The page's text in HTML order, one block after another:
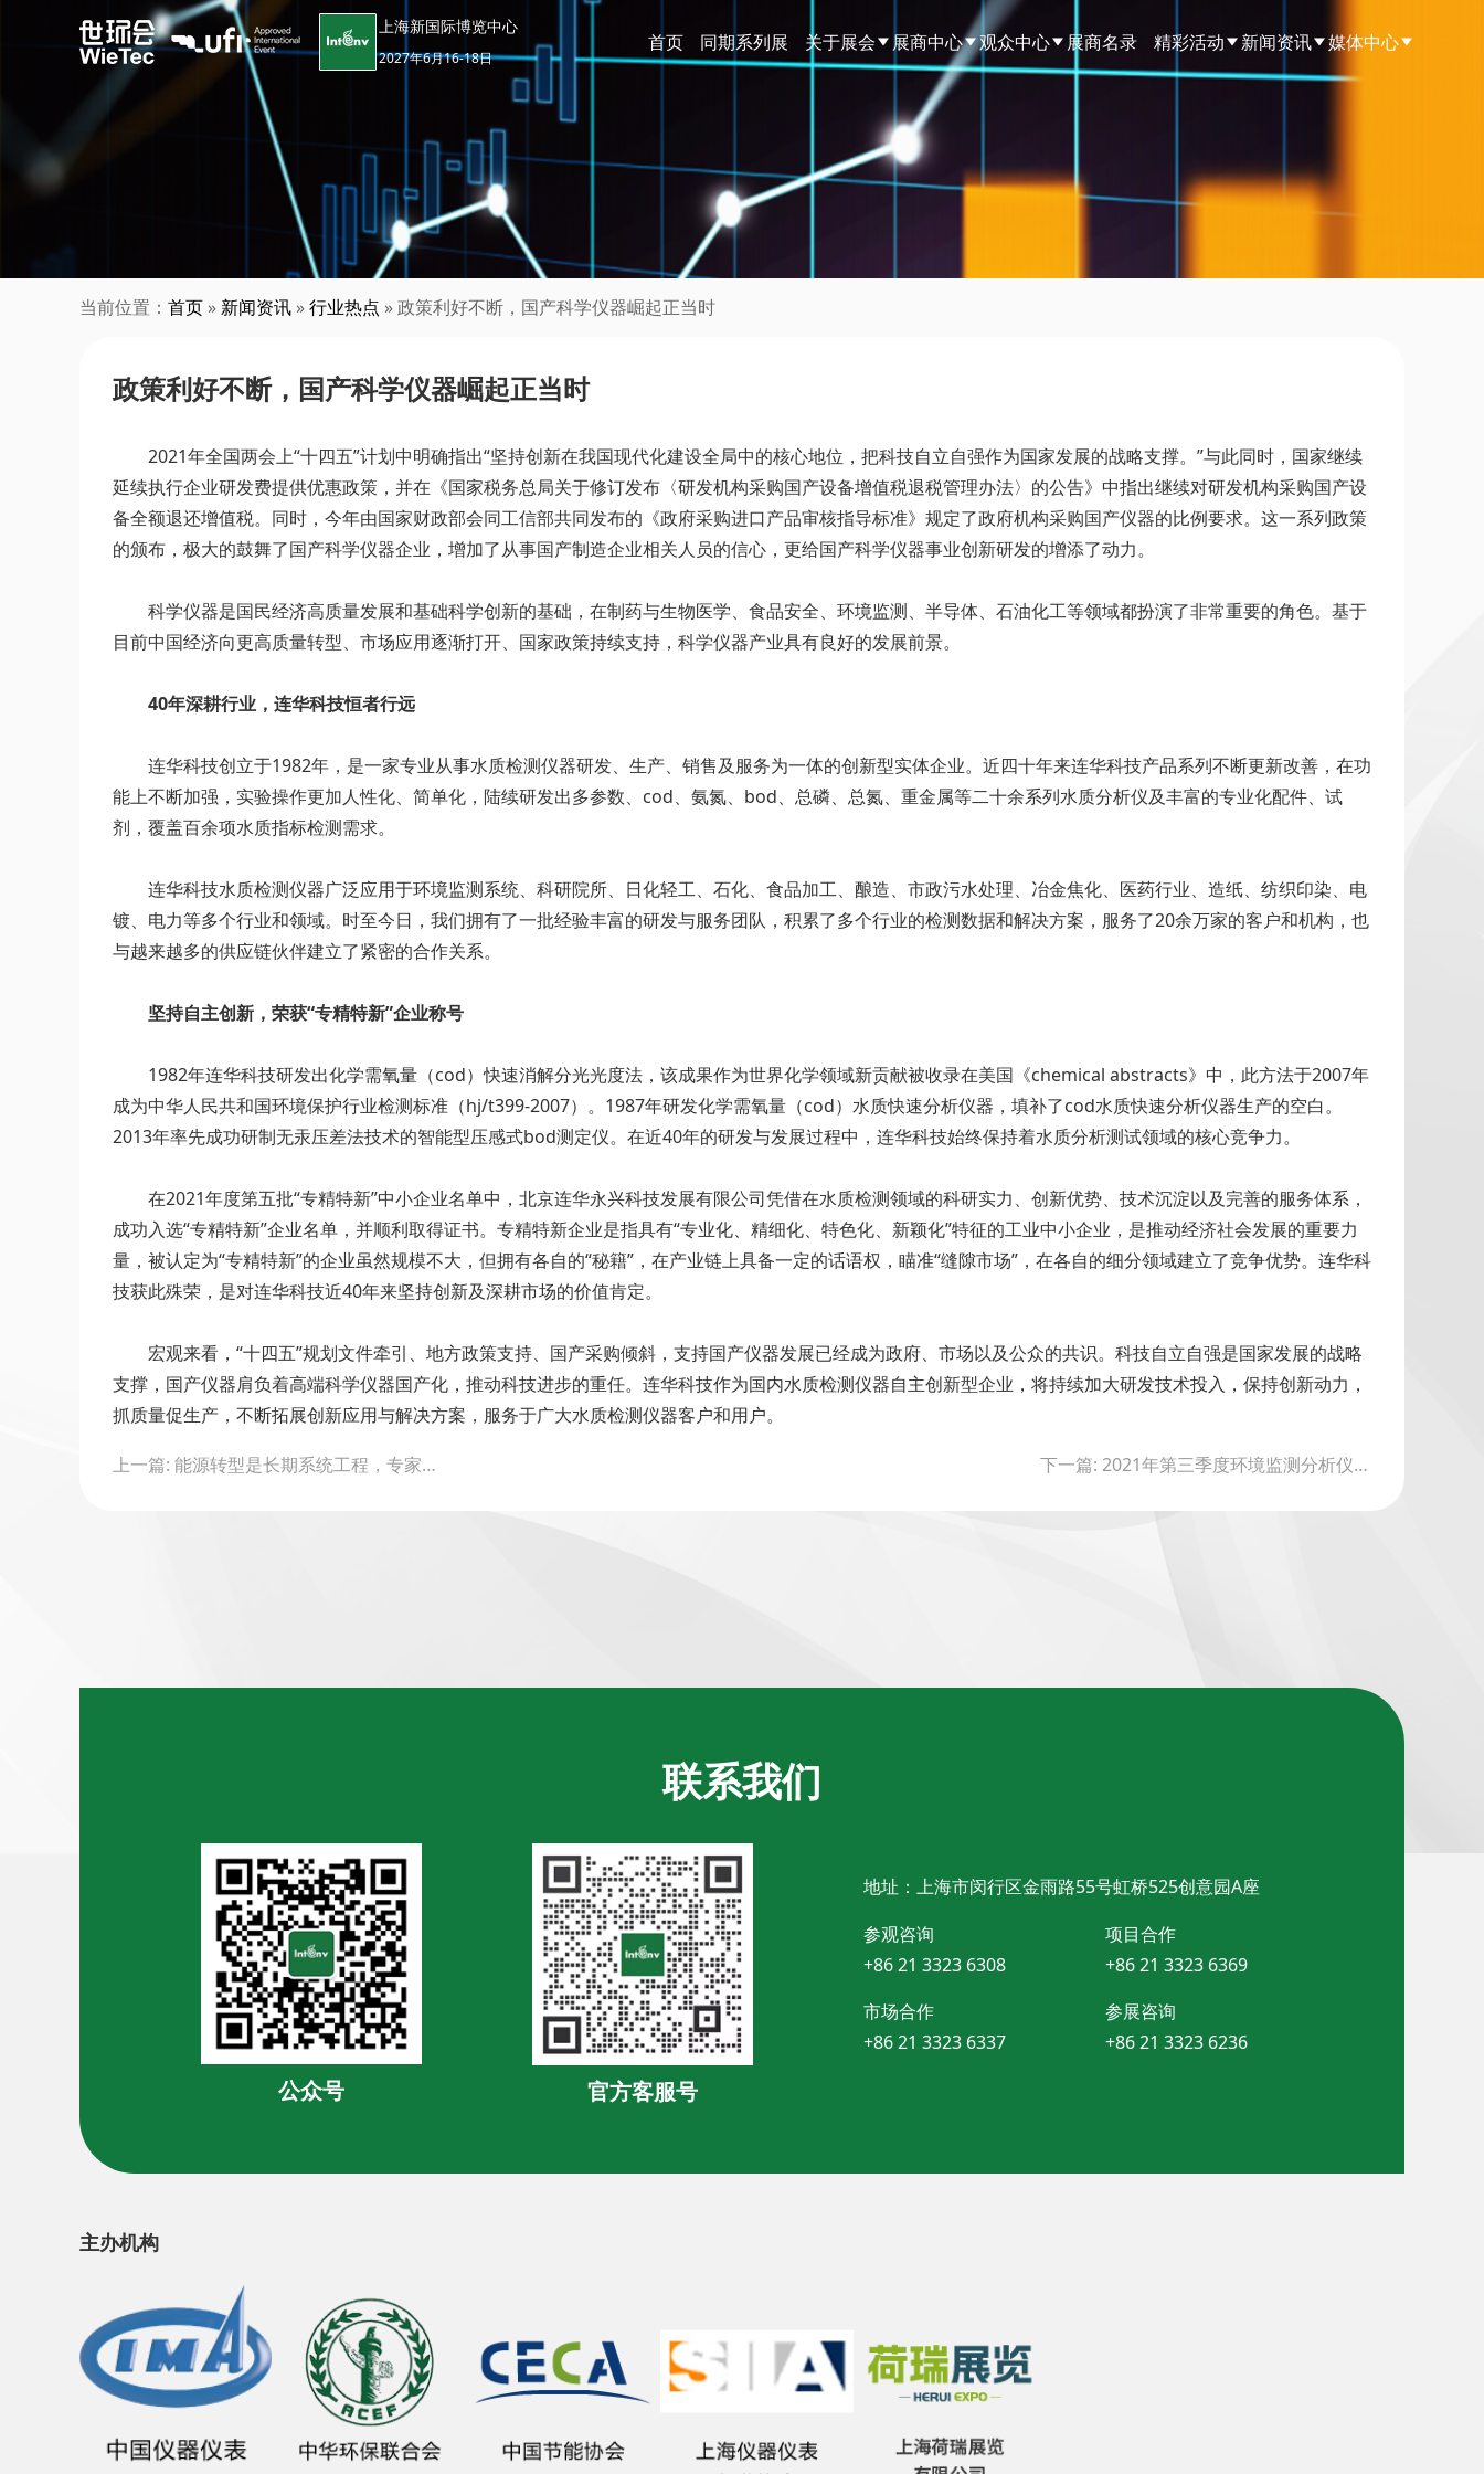
上海新国际博览中心
2027年6月16-18日
首页 同期系列展 关于展会 展商中心 观众中心 展商名录 精彩活动 新闻资讯 媒体中心
当前位置： 首页 » 新闻资讯 »行业热点 » 政策利好不断，国产科学仪器崛起正当时
政策利好不断，国产科学仪器崛起正当时
2021年全国两会上“十四五”计划中明确指出“坚持创新在我国现代化建设全局中的核心地位，把科技自立自强作为国家发展的战略支撑。”与此同时，国家继续
延续执行企业研发费提供优惠政策，并在《国家税务总局关于修订发布〈研发机构采购国产设备增值税退税管理办法〉的公告》中指出继续对研发机构采购国产设
备全额退还增值税。同时，今年由国家财政部会同工信部共同发布的《政府采购进口产品审核指导标准》规定了政府机构采购国产仪器的比例要求。这一系列政策
的颁布，极大的鼓舞了国产科学仪器企业，增加了从事国产制造企业相关人员的信心，更给国产科学仪器事业创新研发的增添了动力。
科学仪器是国民经济高质量发展和基础科学创新的基础，在制药与生物医学、食品安全、环境监测、半导体、石油化工等领域都扮演了非常重要的角色。基于
目前中国经济向更高质量转型、市场应用逐渐打开、国家政策持续支持，科学仪器产业具有良好的发展前景。
40年深耕行业，连华科技恒者行远
连华科技创立于1982年，是一家专业从事水质检测仪器研发、生产、销售及服务为一体的创新型实体企业。近四十年来连华科技产品系列不断更新改善，在功
能上不断加强，实验操作更加人性化、简单化，陆续研发出多参数、cod、氨氮、bod、总磷、总氮、重金属等二十余系列水质分析仪及丰富的专业化配件、试
剂，覆盖百余项水质指标检测需求。
连华科技水质检测仪器广泛应用于环境监测系统、科研院所、日化轻工、石化、食品加工、酿造、市政污水处理、冶金焦化、医药行业、造纸、纺织印染、电
镀、电力等多个行业和领域。时至今日，我们拥有了一批经验丰富的研发与服务团队，积累了多个行业的检测数据和解决方案，服务了20余万家的客户和机构，也
与越来越多的供应链伙伴建立了紧密的合作关系。
坚持自主创新，荣获“专精特新”企业称号
1982年连华科技研发出化学需氧量（cod）快速消解分光光度法，该成果作为世界化学领域新贡献被收录在美国《chemical abstracts》中，此方法于2007年
成为中华人民共和国环境保护行业检测标准（hj/t399-2007）。1987年研发化学需氧量（cod）水质快速分析仪器，填补了cod水质快速分析仪器生产的空白。
2013年率先成功研制无汞压差法技术的智能型压感式bod测定仪。在近40年的研发与发展过程中，连华科技始终保持着水质分析测试领域的核心竞争力。
在2021年度第五批“专精特新”中小企业名单中，北京连华永兴科技发展有限公司凭借在水质检测领域的科研实力、创新优势、技术沉淀以及完善的服务体系，
成功入选“专精特新”企业名单，并顺利取得证书。专精特新企业是指具有“专业化、精细化、特色化、新颖化”特征的工业中小企业，是推动经济社会发展的重要力
量，被认定为“专精特新”的企业虽然规模不大，但拥有各自的“秘籍”，在产业链上具备一定的话语权，瞄准“缝隙市场”，在各自的细分领域建立了竞争优势。连华科
技获此殊荣，是对连华科技近40年来坚持创新及深耕市场的价值肯定。
宏观来看，“十四五”规划文件牵引、地方政策支持、国产采购倾斜，支持国产仪器发展已经成为政府、市场以及公众的共识。科技自立自强是国家发展的战略
支撑，国产仪器肩负着高端科学仪器国产化，推动科技进步的重任。连华科技作为国内水质检测仪器自主创新型企业，将持续加大研发技术投入，保持创新动力，
抓质量促生产，不断拓展创新应用与解决方案，服务于广大水质检测仪器客户和用户。
navigation
上一篇: 能源转型是长期系统工程，专家：技术突破可以换道超车 下一篇: 2021年第三季度环境监测分析仪器新品
联系我们
公众号 官方客服号
地址：上海市闵行区金雨路55号虹桥525创意园A座
参观咨询
+86 21 3323 6308
项目合作
+86 21 3323 6369
市场合作
+86 21 3323 6337
参展咨询
+86 21 3323 6236
主办机构